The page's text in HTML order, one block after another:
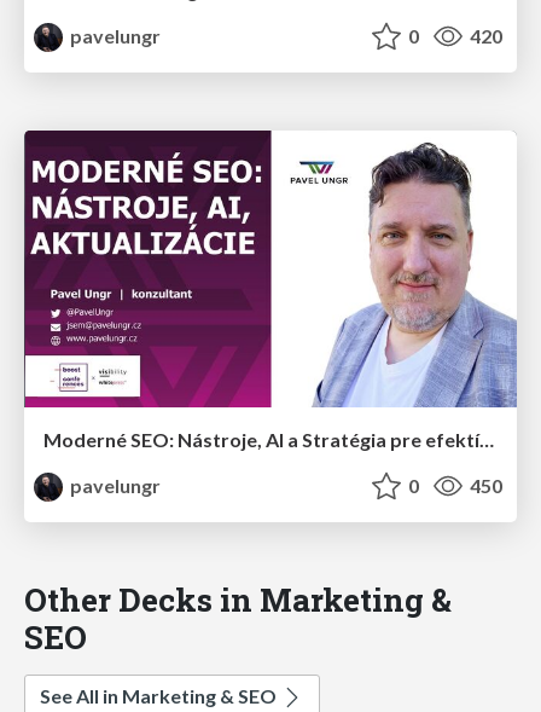
pavelungr
0 420
Moderné SEO: Nástroje, AI a Stratégia pre efektívne sledovanie konkurencie a reakciu aktualizácie
pavelungr
0 450
Other Decks in Marketing &
SEO
See All in Marketing & SEO